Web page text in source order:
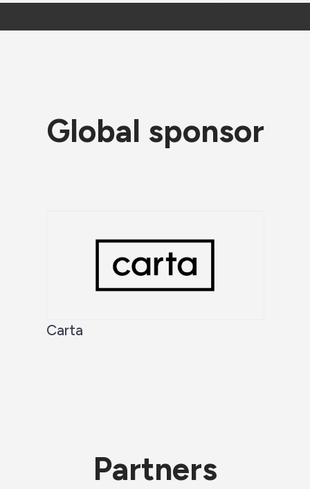
Global sponsor
Carta
Partners